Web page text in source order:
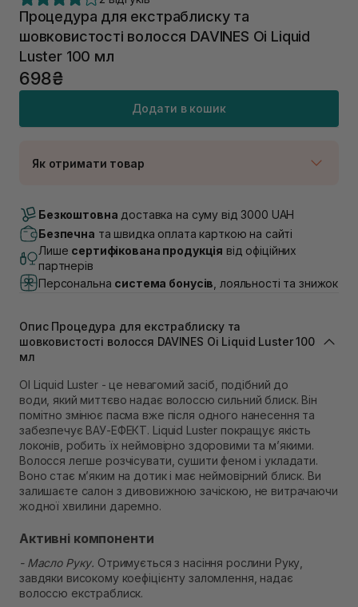
Процедура для екстраблиску та
шовковистості волосся DAVINES Oi Liquid
Luster 100 мл
698₴
Додати в кошик
Як отримати товар
Немає в наявності!
В наявності
Самовивіз м. Львів, вул. Академіка Підстригача, 1В
(Duck’s Lake)
Немає в наявності!
Самовивіз м. Львів, вул. Степана Бандери 45
В наявності
Самовивіз м. Рівне, вул. Кулика і Гудачека 23 (ТЦ
Екватор)
Немає в наявності!
Безкоштовна доставка на суму від 3000 UAH
Безпечна та швидка оплата карткою на сайті
Лише сертифікована продукція від офіційних
партнерів
Персональна система бонусів , лояльності та знижок
Опис Процедура для екстраблиску та
шовковистості волосся DAVINES Oi Liquid Luster 100
мл
OI Liquid Luster - це невагомий засіб, подібний до
води, який миттєво надає волоссю сильний блиск. Він
помітно змінює пасма вже після одного нанесення та
забезпечує ВАУ-ЕФЕКТ. Liquid Luster покращує якість
локонів, робить їх неймовірно здоровими та м’якими.
Волосся легше розчісувати, сушити феном і укладати.
Воно стає м’яким на дотик і має неймовірний блиск. Ви
залишаєте салон з дивовижною зачіскою, не витрачаючи
жодної хвилини даремно.
Активні компоненти
- Масло Руку. Отримується з насіння рослини Руку,
завдяки високому коефіцієнту заломлення, надає
волоссю екстраблиск.